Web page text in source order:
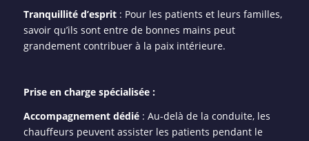
Tranquillité d’esprit: Pour les patients et leurs familles,
savoir qu’ils sont entre de bonnes mains peut
grandement contribuer à la paix intérieure.
Prise en charge spécialisée :
Accompagnement dédié: Au-delà de la conduite, les
chauffeurs peuvent assister les patients pendant le